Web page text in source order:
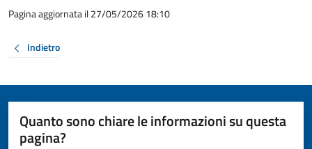
Pagina aggiornata il 27/05/2026 18:10
Indietro
Quanto sono chiare le informazioni su questa
pagina?